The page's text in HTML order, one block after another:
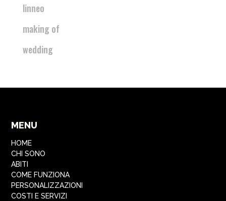
linneo
making of
wedding
MENU
HOME
CHI SONO
ABITI
COME FUNZIONA
PERSONALIZZAZIONI
COSTI E SERVIZI